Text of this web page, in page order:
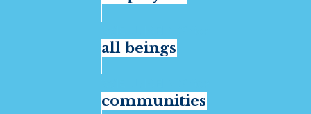
all beings
communities